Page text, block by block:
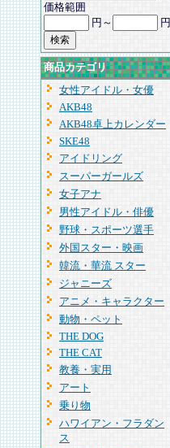
価格範囲
円～
円
商品カテゴリ
女性アイドル・女優
AKB48
AKB48卓上カレンダー
SKE48
アイドリング
スーパーガールズ
女子アナ
男性アイドル・俳優
野球・スポーツ選手
外国スター・映画
韓流・華流 スター
ジャニーズ
アニメ・キャラクター
動物・ペット
THE DOG
THE CAT
教養・実用
アート
乗り物
ハワイアン・フラダン
ス